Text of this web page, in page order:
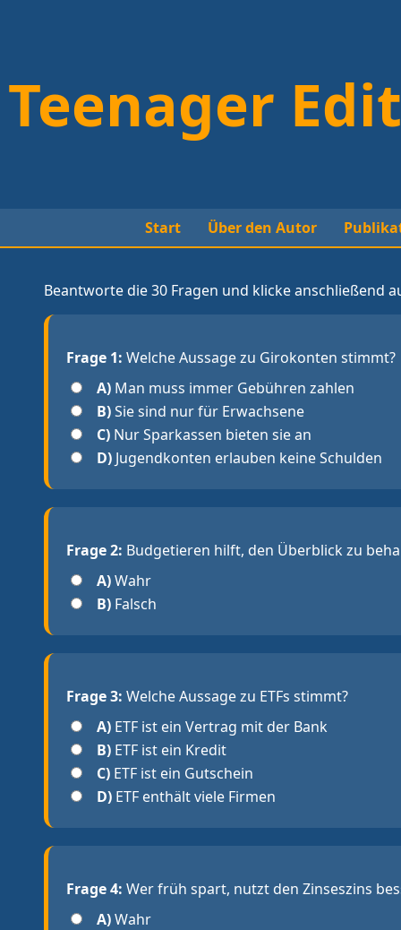
Teenager
Start Über den Autor
Beantworte die 30 Fragen und klicke anschließend
Frage 1: Welche Aussage zu Girokonten stimmt?
A) Man muss immer Gebühren zahlen
B)Sie sind nur für Erwachsene
C) Nur Sparkassen bieten sie an
D) Jugendkonten erlauben keine Schulden
Frage 2: Budgetieren hilft, den Überblick zu
A)Wahr
B) Falsch
Frage 3: Welche Aussage zu ETFs stimmt?
A) ETF ist ein Vertrag mit der Bank
B) ETF ist ein Kredit
C) ETF ist ein Gutschein
D) ETF enthält viele Firmen
Frage 4: Wer früh spart, nutzt den Zinseszins
A)Wahr